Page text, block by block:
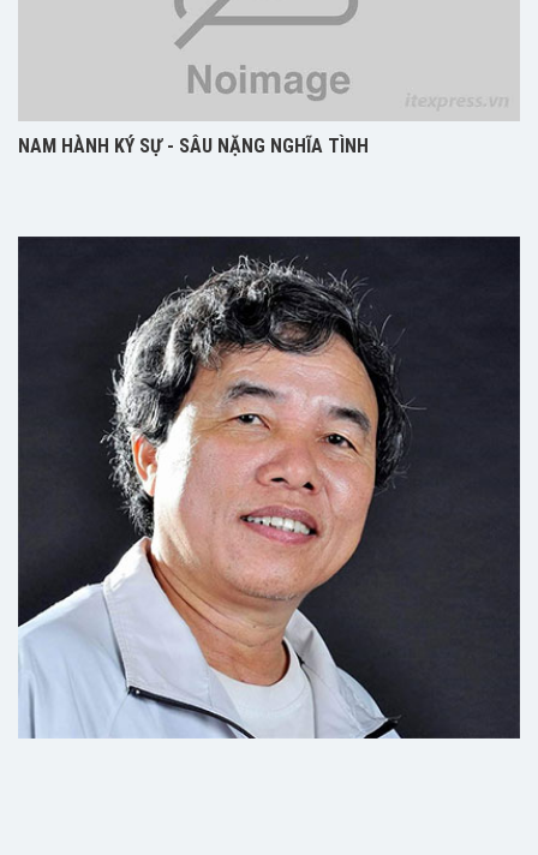
NAM HÀNH KÝ SỰ - SÂU NẶNG NGHĨA TÌNH